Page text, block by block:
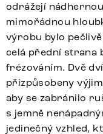
odrážejí
mimořádnou
výrobu bylo
celá přední strana
frézováním. Dvě
přizpůsobeny
aby se zabránilo
s jemně
jedinečný vzhled,